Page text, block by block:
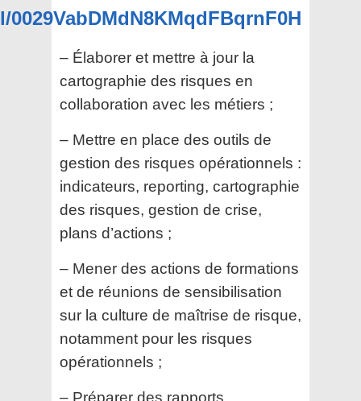
– Élaborer et mettre à jour la
cartographie des risques en
collaboration avec les métiers ;
– Mettre en place des outils de
gestion des risques opérationnels :
indicateurs, reporting, cartographie
des risques, gestion de crise,
plans d’actions ;
– Mener des actions de formations
et de réunions de sensibilisation
sur la culture de maîtrise de risque,
notamment pour les risques
opérationnels ;